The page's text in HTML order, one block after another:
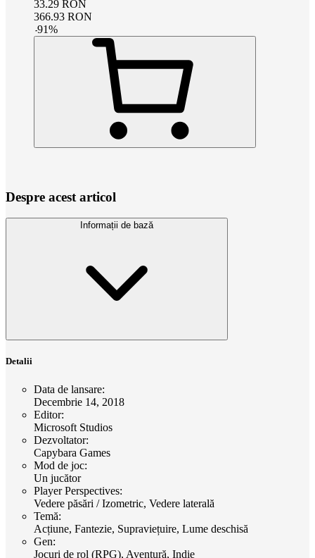
33.29 RON
366.93 RON
-91%
Despre acest articol
Informații de bază
Detalii
Data de lansare:
Decembrie 14, 2018
Editor:
Microsoft Studios
Dezvoltator:
Capybara Games
Mod de joc:
Un jucător
Player Perspectives:
Vedere păsări / Izometric, Vedere laterală
Temă:
Acțiune, Fantezie, Supraviețuire, Lume deschisă
Gen:
Jocuri de rol (RPG), Aventură, Indie